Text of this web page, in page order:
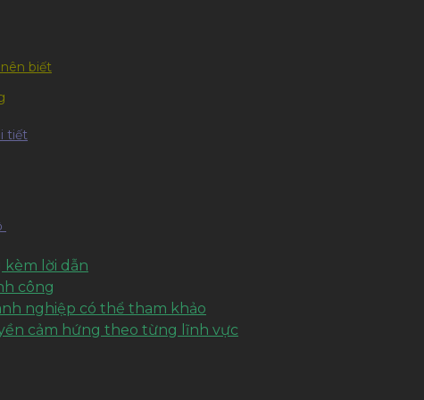
biết
tiết
lời dẫn
công
nghiệp có thể tham khảo
cảm hứng theo từng lĩnh vực